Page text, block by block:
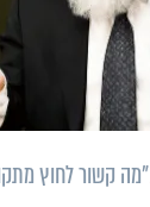
"מה קשור לחוץ